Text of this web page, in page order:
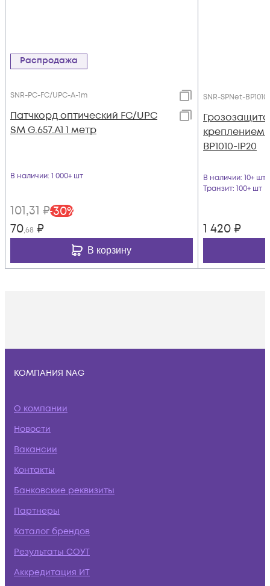
Распродажа
SNR-PC-FC/UPC-A-1m
Патчкорд оптический FC/UPC
SM G.657.A1 1 метр
В наличии: 1 000+ шт
101,31 ₽-30%
70,68 ₽
В корзину
SNR-SPNet-
креплением
BP1010-IP20
В наличии: 10+ шт
Транзит: 100+ шт
1 420 ₽
КОМПАНИЯ NAG
О компании
Новости
Вакансии
Контакты
Банковские реквизиты
Партнеры
Каталог брендов
Результаты СОУТ
Аккредитация ИТ